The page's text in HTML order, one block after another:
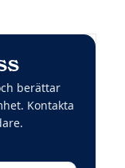
berättar
Kontakta